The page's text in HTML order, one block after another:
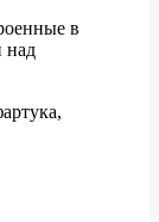
в
над